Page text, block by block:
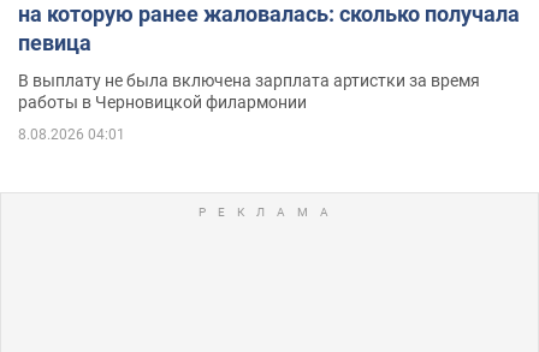
на которую ранее жаловалась: сколько получала
певица
В выплату не была включена зарплата артистки за время
работы в Черновицкой филармонии
8.08.2026 04:01